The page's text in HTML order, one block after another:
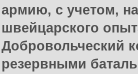
армию, с учетом,
швейцарского
Добровольческий
резервными